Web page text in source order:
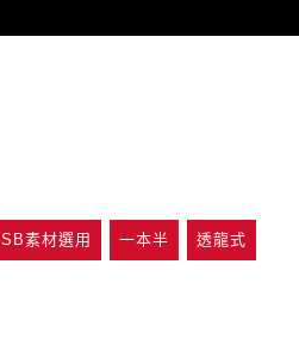
SB素材選用 一本半 透龍式